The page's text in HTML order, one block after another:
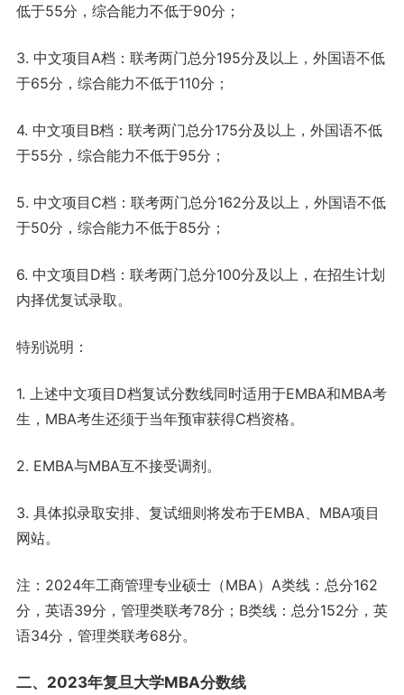
低于55分，综合能力不低于90分；
3. 中文项目A档：联考两门总分195分及以上，外国语不低
于65分，综合能力不低于110分；
4. 中文项目B档：联考两门总分175分及以上，外国语不低
于55分，综合能力不低于95分；
5. 中文项目C档：联考两门总分162分及以上，外国语不低
于50分，综合能力不低于85分；
6. 中文项目D档：联考两门总分100分及以上，在招生计划
内择优复试录取。
特别说明：
1. 上述中文项目D档复试分数线同时适用于EMBA和MBA考
生，MBA考生还须于当年预审获得C档资格。
2. EMBA与MBA互不接受调剂。
3. 具体拟录取安排、复试细则将发布于EMBA、MBA项目
网站。
注：2024年工商管理专业硕士（MBA）A类线：总分162
分，英语39分，管理类联考78分；B类线：总分152分，英
语34分，管理类联考68分。
二、2023年复旦大学MBA分数线